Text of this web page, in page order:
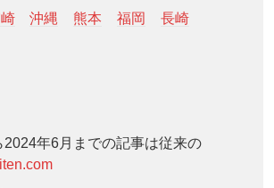
沖縄 熊本 福岡
長崎
2024年6月までの記事は従来の